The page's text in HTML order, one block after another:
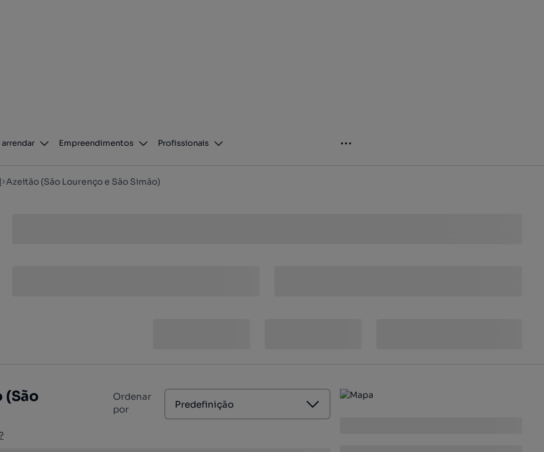
arrendar Empreendimentos Profissionais
Azeitão (São Lourenço e São Simão)
(São
Ordenar
por
Predefinição